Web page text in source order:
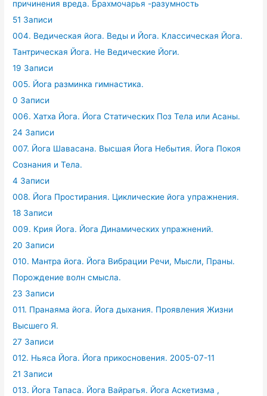
причинения вреда. Брахмочарья -разумность
51 Записи
004. Ведическая йога. Веды и Йога. Классическая Йога.
Тантрическая Йога. Не Ведические Йоги.
19 Записи
005. Йога разминка гимнастика.
0 Записи
006. Хатха Йога. Йога Статических Поз Тела или Асаны.
24 Записи
007. Йога Шавасана. Высшая Йога Небытия. Йога Покоя
Сознания и Тела.
4 Записи
008. Йога Простирания. Циклические йога упражнения.
18 Записи
009. Крия Йога. Йога Динамических упражнений.
20 Записи
010. Мантра йога. Йога Вибрации Речи, Мысли, Праны.
Порождение волн смысла.
23 Записи
011. Пранаяма йога. Йога дыхания. Проявления Жизни
Высшего Я.
27 Записи
012. Ньяса Йога. Йога прикосновения. 2005-07-11
21 Записи
013. Йога Тапаса. Йога Вайрагья. Йога Аскетизма ,